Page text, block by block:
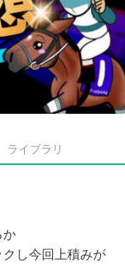
ライブラリ
か
し今回上積みが